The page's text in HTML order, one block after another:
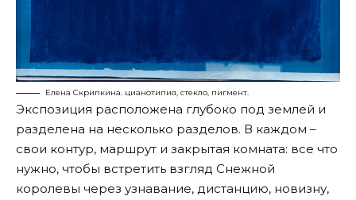
Елена Скрипкина. цианотипия, стекло, пигмент.
Экспозиция расположена глубоко под землей и
разделена на несколько разделов. В каждом –
свои контур, маршрут и закрытая комната: все что
нужно, чтобы встретить взгляд Снежной
королевы через узнавание, дистанцию, новизну,